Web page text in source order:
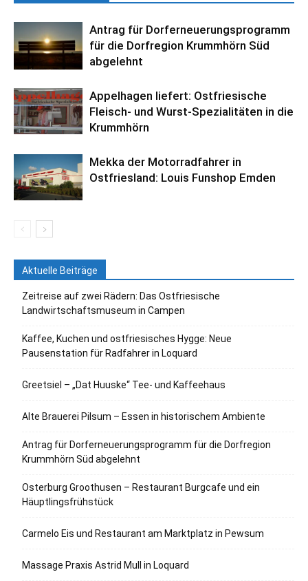
Antrag für Dorferneuerungsprogramm
für die Dorfregion Krummhörn Süd
abgelehnt
Appelhagen liefert: Ostfriesische
Fleisch- und Wurst-Spezialitäten in die
Krummhörn
Mekka der Motorradfahrer in
Ostfriesland: Louis Funshop Emden
Aktuelle Beiträge
Zeitreise auf zwei Rädern: Das Ostfriesische
Landwirtschaftsmuseum in Campen
Kaffee, Kuchen und ostfriesisches Hygge: Neue
Pausenstation für Radfahrer in Loquard
Greetsiel – „Dat Huuske“ Tee- und Kaffeehaus
Alte Brauerei Pilsum – Essen in historischem Ambiente
Antrag für Dorferneuerungsprogramm für die Dorfregion
Krummhörn Süd abgelehnt
Osterburg Groothusen – Restaurant Burgcafe und ein
Häuptlingsfrühstück
Carmelo Eis und Restaurant am Marktplatz in Pewsum
Massage Praxis Astrid Mull in Loquard